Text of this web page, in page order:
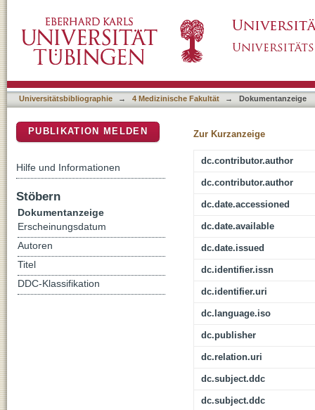
Sub-Saharan Africa: A Multicountry Study
Universitätsbibliographie → 4 Medizinische Fakultät → Dokumentanzeige
Zur Kurzanzeige
dc.contributor.author
dc.contributor.author
dc.date.accessioned
dc.date.available
dc.date.issued
dc.identifier.issn
dc.identifier.uri
dc.language.iso
dc.publisher
dc.relation.uri
dc.subject.ddc
dc.subject.ddc
PUBLIKATION MELDEN
Hilfe und Informationen
Stöbern
Dokumentanzeige
Erscheinungsdatum
Autoren
Titel
DDC-Klassifikation